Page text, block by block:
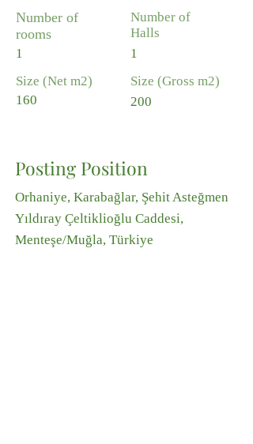
Number of
rooms
1
Size (Net m2)
160
Number of
Halls
1
Size (Gross m2)
200
Posting Position
Orhaniye, Karabağlar, Şehit Asteğmen
Yıldıray Çeltiklioğlu Caddesi,
Menteşe/Muğla, Türkiye